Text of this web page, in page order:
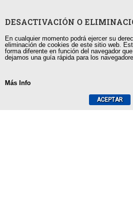
DESACTIVACIÓN O
En cualquier momento podrá ejercer su
eliminación de cookies de este sitio web.
forma diferente en función del navegador
dejamos una guía rápida para los
Más Info
ACEPTAR
Utilizamos cookies para ofrecerte la
nuestra web.